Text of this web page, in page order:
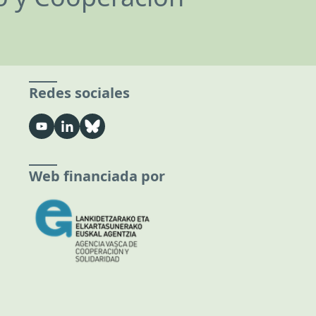
Redes sociales
Web financiada por